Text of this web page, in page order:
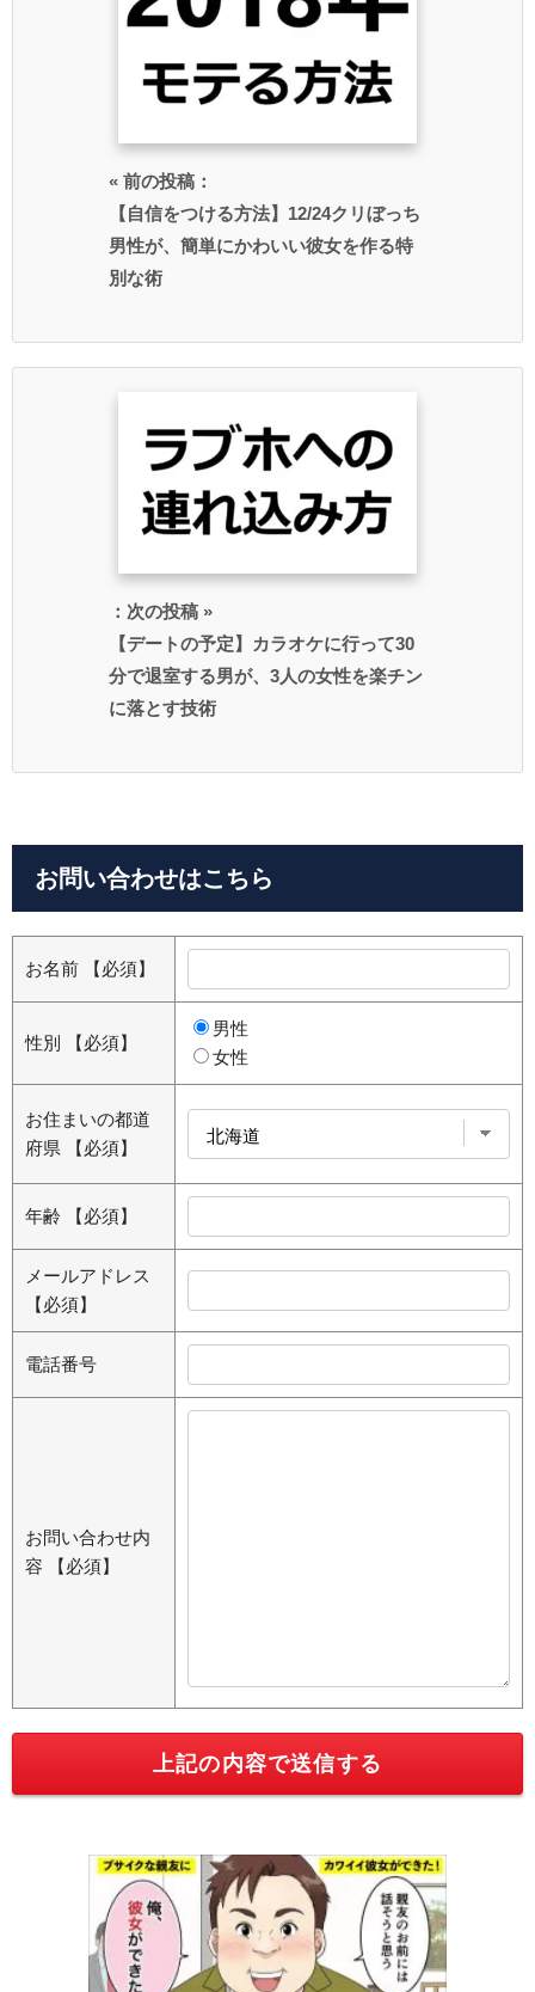
« 前の投稿：
【自信をつける方法】12/24クリぼっち
男性が、簡単にかわいい彼女を作る特
別な術
：次の投稿 »
【デートの予定】カラオケに行って30
分で退室する男が、3人の女性を楽チン
に落とす技術
お問い合わせはこちら
お名前 【必須】
性別 【必須】
男性
女性
お住まいの都道
府県
【必須】
年齢 【必須】
メールアドレス
【必須】
電話番号
お問い合わせ内
容
【必須】